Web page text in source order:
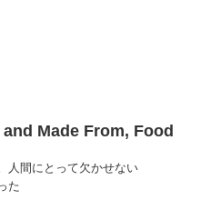
Made From, Food
人間にとって欠かせない
た